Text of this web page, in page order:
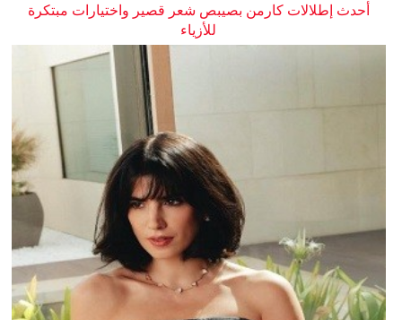
أحدث إطلالات كارمن بصيبص شعر قصير واختيارات مبتكرة
للأزياء